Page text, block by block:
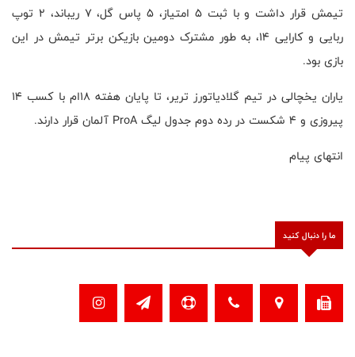
تیمش قرار داشت و با ثبت ۵ امتیاز، ۵ پاس گل، ۷ ریباند، ۲ توپ
ربایی و کارایی ۱۴، به طور مشترک دومین بازیکن برتر تیمش در این
بازی بود.
یاران یخچالی در تیم گلادیاتورز تریر، تا پایان هفته ۱۸‌ام با کسب ۱۴
پیروزی و ۴ شکست در رده دوم جدول لیگ ProA آلمان قرار دارند.
انتهای پیام
ما را دنبال کنید